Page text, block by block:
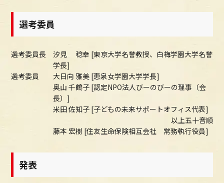
選考委員
選考委員長
汐見 稔幸 [東京大学名誉教授、白梅学園大学名誉
学長]
選考委員
大日向 雅美 [恵泉女学園大学学長]
奥山 千鶴子 [認定NPO法人びーのびーの理事（会
長）]
米田 佐知子 [子どもの未来サポートオフィス代表]
以上五十音順
藤本 宏樹 [住友生命保険相互会社 常務執行役員]
発表